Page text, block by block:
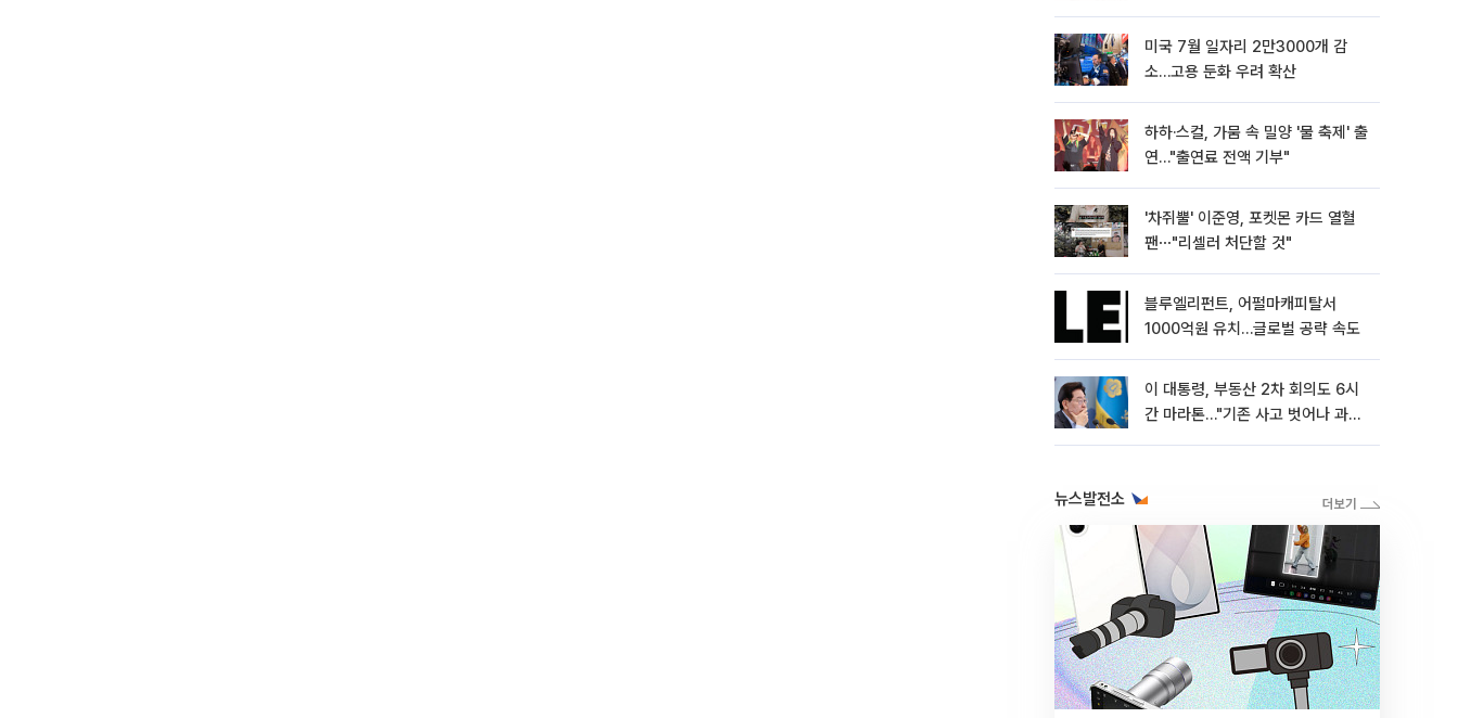
미국 7월 일자리 2만3000개 감
소…고용 둔화 우려 확산
하하·스컬, 가뭄 속 밀양 '물 축제' 출
연…"출연료 전액 기부"
'차쥐뿔' 이준영, 포켓몬 카드 열혈
팬⋯"리셀러 처단할 것"
블루엘리펀트, 어펄마캐피탈서
1000억원 유치…글로벌 공략 속도
이 대통령, 부동산 2차 회의도 6시
간 마라톤…"기존 사고 벗어나 과감
뉴스발전소